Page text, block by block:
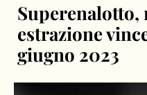
estrazione
giugno 2023